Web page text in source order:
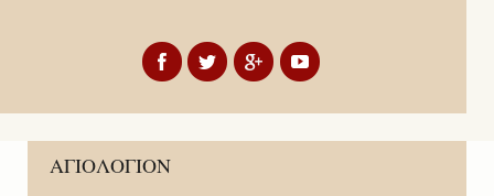
ΑΓΙΟΛΟΓΙΟΝ